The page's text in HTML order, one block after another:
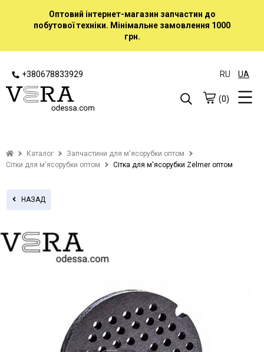
Оптовий інтернет-магазин запчастин до
побутової техніки. Мінімальне замовлення 1000
грн.
+380678833929 RU UA
(0)
Каталог
Запчастини для м'ясорубки оптом
Сітки для м'ясорубки оптом
Сітка для м'ясорубки Zelmer оптом
НАЗАД